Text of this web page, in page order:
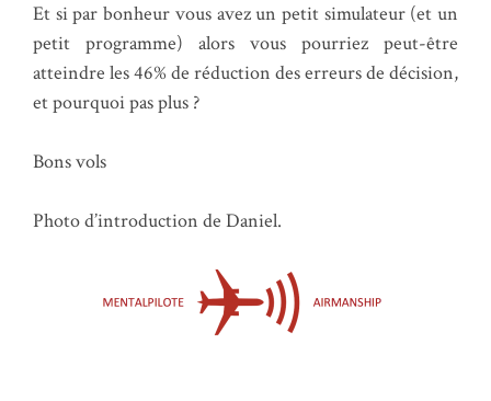
Et si par bonheur vous avez un petit simulateur (et un
petit programme) alors vous pourriez peut-être
atteindre les 46% de réduction des erreurs de décision,
et pourquoi pas plus ?
Bons vols
Photo d’introduction de Daniel.